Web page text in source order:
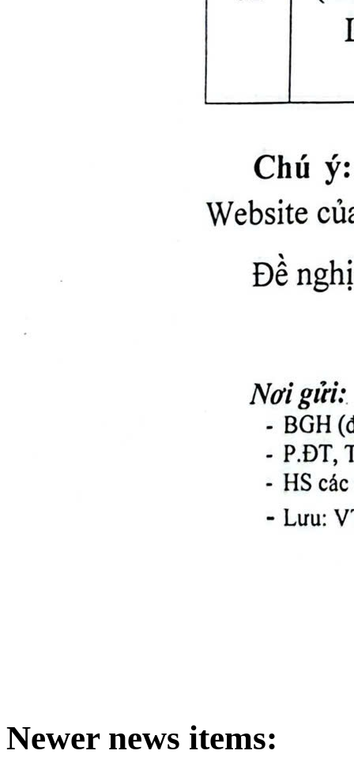
Newer news items: